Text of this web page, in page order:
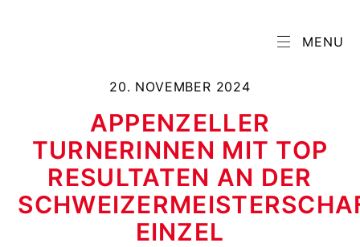
MENU
20. NOVEMBER 2024
APPENZELLER
TURNERINNEN MIT TOP
RESULTATEN AN DER
EINZEL